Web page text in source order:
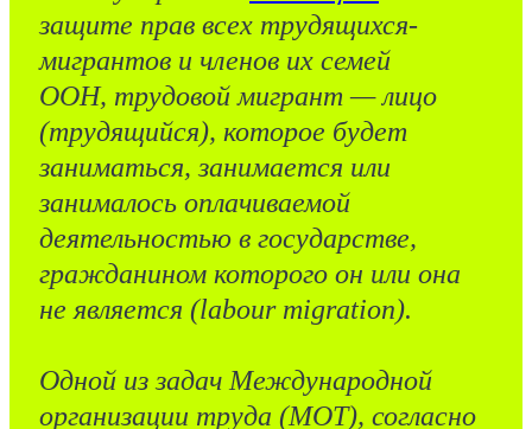
защите прав всех трудящихся-
мигрантов и членов их семей
ООН, трудовой мигрант — лицо
(трудящийся), которое будет
заниматься, занимается или
занималось оплачиваемой
деятельностью в государстве,
гражданином которого он или она
не является (labour migration).
Одной из задач Международной
организации труда (МОТ), согласно